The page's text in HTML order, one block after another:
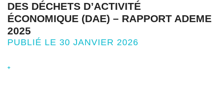
DES DÉCHETS D’ACTIVITÉ
ÉCONOMIQUE (DAE) – RAPPORT ADEME
2025
PUBLIÉ LE 30 JANVIER 2026
+